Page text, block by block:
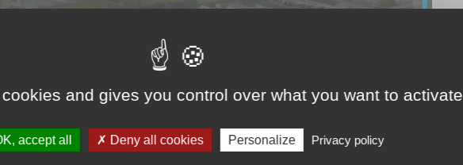
and gives you control over what you want to activate
accept all Deny all cookies Personalize Privacy policy